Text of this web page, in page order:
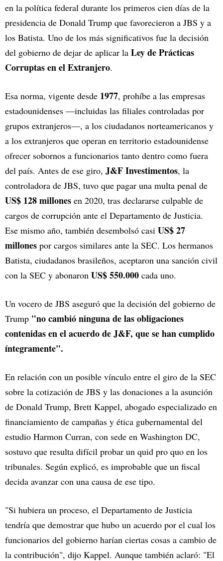
en la política federal durante los primeros cien días de la
presidencia de Donald Trump que favorecieron a JBS y a
los Batista. Uno de los más significativos fue la decisión
del gobierno de dejar de aplicar la Ley de Prácticas
Corruptas en el Extranjero.
Esa norma, vigente desde 1977, prohíbe a las empresas
estadounidenses —incluidas las filiales controladas por
grupos extranjeros—, a los ciudadanos norteamericanos y
a los extranjeros que operan en territorio estadounidense
ofrecer sobornos a funcionarios tanto dentro como fuera
del país. Antes de ese giro, J&F Investimentos, la
controladora de JBS, tuvo que pagar una multa penal de
US$ 128 millones en 2020, tras declararse culpable de
cargos de corrupción ante el Departamento de Justicia.
Ese mismo año, también desembolsó casi US$ 27
millones por cargos similares ante la SEC. Los hermanos
Batista, ciudadanos brasileños, aceptaron una sanción civil
con la SEC y abonaron US$ 550.000 cada uno.
Un vocero de JBS aseguró que la decisión del gobierno de
Trump "no cambió ninguna de las obligaciones
contenidas en el acuerdo de J&F, que se han cumplido
íntegramente".
En relación con un posible vínculo entre el giro de la SEC
sobre la cotización de JBS y las donaciones a la asunción
de Donald Trump, Brett Kappel, abogado especializado en
financiamiento de campañas y ética gubernamental del
estudio Harmon Curran, con sede en Washington DC,
sostuvo que resulta difícil probar un quid pro quo en los
tribunales. Según explicó, es improbable que un fiscal
decida avanzar con una causa de ese tipo.
"Si hubiera un proceso, el Departamento de Justicia
tendría que demostrar que hubo un acuerdo por el cual los
funcionarios del gobierno harían ciertas cosas a cambio de
la contribución", dijo Kappel. Aunque también aclaró: "El